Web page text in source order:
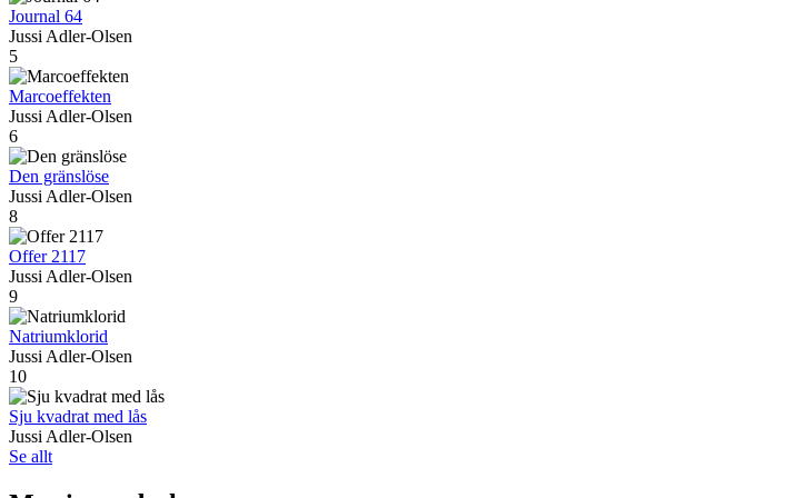
Journal 64
Jussi Adler-Olsen
5
Marcoeffekten
Jussi Adler-Olsen
6
Den gränslöse
Jussi Adler-Olsen
8
Offer 2117
Jussi Adler-Olsen
9
Natriumklorid
Jussi Adler-Olsen
10
Sju kvadrat med lås
Jussi Adler-Olsen
Se allt